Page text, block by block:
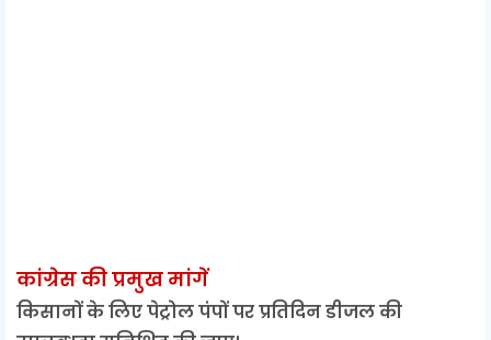
कांग्रेस की प्रमुख मांगें
किसानों के लिए पेट्रोल पंपों पर प्रतिदिन डीजल की